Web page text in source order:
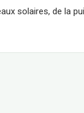
solaires, de la